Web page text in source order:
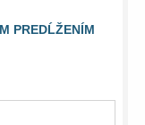
PREDĹŽENÍM